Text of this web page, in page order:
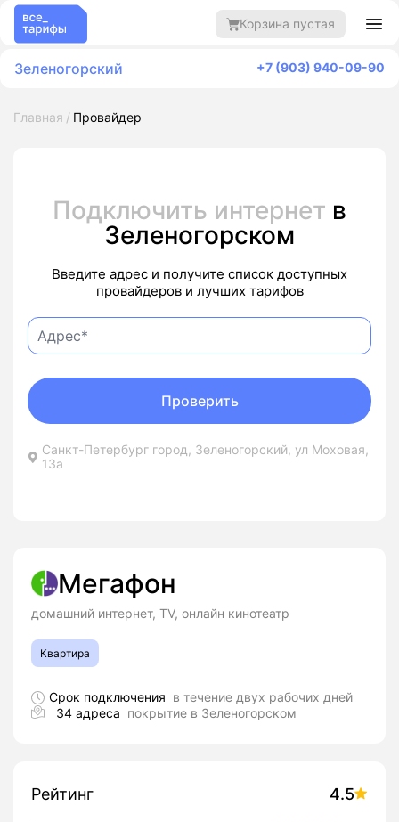
Корзина пустая
Зеленогорский +7 (903) 940-09-90
Главная Провайдер
Подключить интернет в
Зеленогорском
Введите адрес и получите список доступных
провайдеров и лучших тарифов
Санкт-Петербург город, Зеленогорский, ул Моховая,
13а
Проверить
Мегафон
домашний интернет, TV, онлайн кинотеатр
Квартира
Срок подключения в течение двух рабочих дней
34 адреса покрытие в Зеленогорском
Рейтинг 4.5